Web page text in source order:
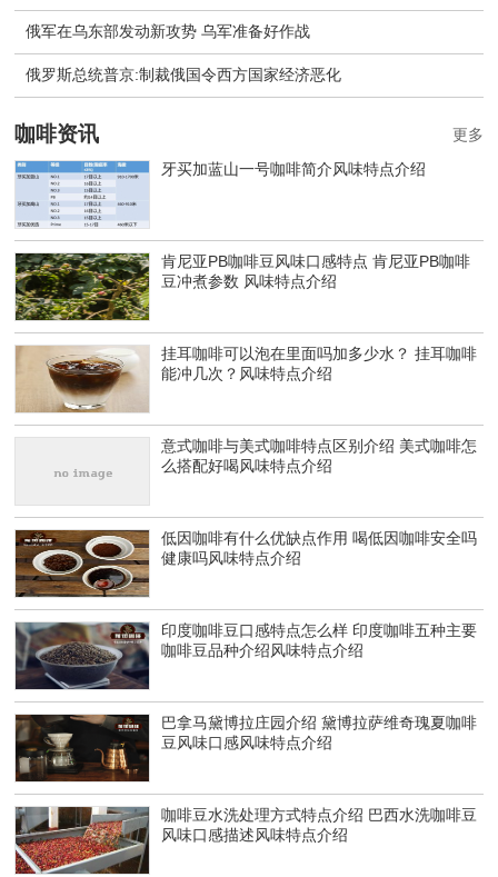
俄军在乌东部发动新攻势 乌军准备好作战
​俄罗斯总统普京:制裁俄国令西方国家经济恶化
咖啡资讯
牙买加蓝山一号咖啡简介风味特点介绍
肯尼亚PB咖啡豆风味口感特点 肯尼亚PB咖啡
豆冲煮参数 风味特点介绍
挂耳咖啡可以泡在里面吗加多少水？ 挂耳咖啡
能冲几次？风味特点介绍
意式咖啡与美式咖啡特点区别介绍 美式咖啡怎
么搭配好喝风味特点介绍
低因咖啡有什么优缺点作用 喝低因咖啡安全吗
健康吗风味特点介绍
印度咖啡豆口感特点怎么样 印度咖啡五种主要
咖啡豆品种介绍风味特点介绍
巴拿马黛博拉庄园介绍 黛博拉萨维奇瑰夏咖啡
豆风味口感风味特点介绍
咖啡豆水洗处理方式特点介绍 巴西水洗咖啡豆
风味口感描述风味特点介绍
更多